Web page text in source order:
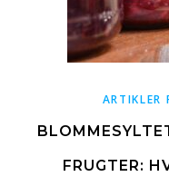
ARTIKLER
FRUGTER: